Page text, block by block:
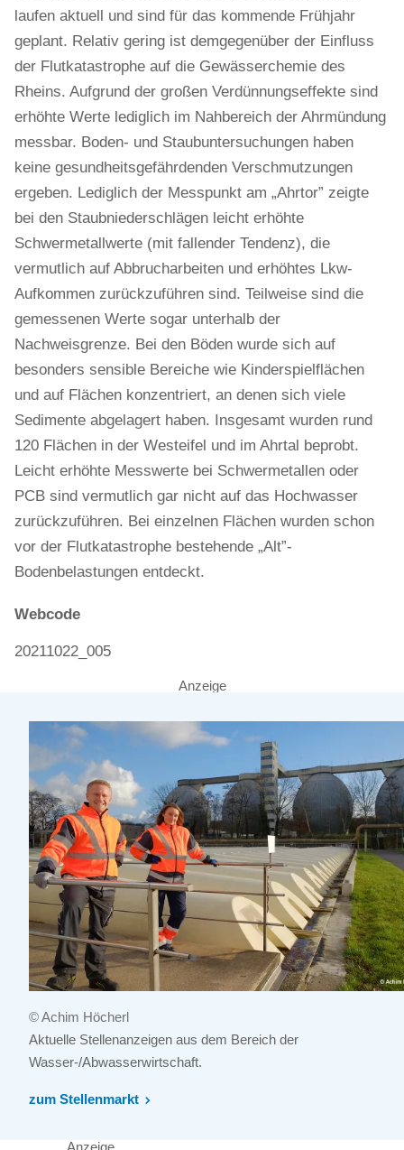
laufen aktuell und sind für das kommende Frühjahr
geplant. Relativ gering ist demgegenüber der Einfluss
der Flutkatastrophe auf die Gewässerchemie des
Rheins. Aufgrund der großen Verdünnungseffekte sind
erhöhte Werte lediglich im Nahbereich der Ahrmündung
messbar. Boden- und Staubuntersuchungen haben
keine gesundheitsgefährdenden Verschmutzungen
ergeben. Lediglich der Messpunkt am „Ahrtor” zeigte
bei den Staubniederschlägen leicht erhöhte
Schwermetallwerte (mit fallender Tendenz), die
vermutlich auf Abbrucharbeiten und erhöhtes Lkw-
Aufkommen zurückzuführen sind. Teilweise sind die
gemessenen Werte sogar unterhalb der
Nachweisgrenze. Bei den Böden wurde sich auf
besonders sensible Bereiche wie Kinderspielflächen
und auf Flächen konzentriert, an denen sich viele
Sedimente abgelagert haben. Insgesamt wurden rund
120 Flächen in der Westeifel und im Ahrtal beprobt.
Leicht erhöhte Messwerte bei Schwermetallen oder
PCB sind vermutlich gar nicht auf das Hochwasser
zurückzuführen. Bei einzelnen Flächen wurden schon
vor der Flutkatastrophe bestehende „Alt”-
Bodenbelastungen entdeckt.
Webcode
20211022_005
Anzeige
© Achim Höcherl
Aktuelle Stellenanzeigen aus dem Bereich der
Wasser-/Abwasserwirtschaft.
zum Stellenmarkt
Anzeige